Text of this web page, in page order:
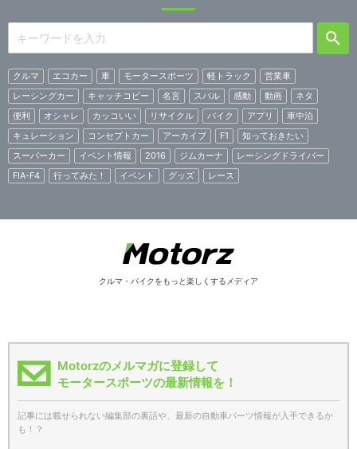
クルマ エコカー 車 モータースポーツ 軽トラック
営業車
レーシングカー
キャッチコピー 名言 スバル 感動 動画
ネタ
便利
オシャレ カッコいい リサイクル バイク アプリ
車中泊
キュレーション
コンセプトカー アーカイブ F1
知っておきたい
スーパーカー
イベント情報 2016 ジムカーナ
レーシングドライバー
FIA-F4
行ってみた！ イベント グッズ レース
クルマ・バイクをもっと楽しくするメディア
Motorzのメルマガに登録して
モータースポーツの最新情報を！
記事には載せられない編集部の裏話や、最新の自動車パーツ情報が入手できるか
も！？